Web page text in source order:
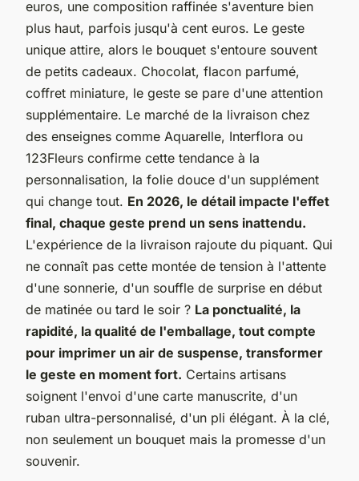
euros, une composition raffinée s'aventure bien
plus haut, parfois jusqu'à cent euros. Le geste
unique attire, alors le bouquet s'entoure souvent
de petits cadeaux. Chocolat, flacon parfumé,
coffret miniature, le geste se pare d'une attention
supplémentaire. Le marché de la livraison chez
des enseignes comme Aquarelle, Interflora ou
123Fleurs confirme cette tendance à la
personnalisation, la folie douce d'un supplément
qui change tout. En 2026, le détail impacte l'effet
final, chaque geste prend un sens inattendu.
L'expérience de la livraison rajoute du piquant. Qui
ne connaît pas cette montée de tension à l'attente
d'une sonnerie, d'un souffle de surprise en début
de matinée ou tard le soir ? La ponctualité, la
rapidité, la qualité de l'emballage, tout compte
pour imprimer un air de suspense, transformer
le geste en moment fort. Certains artisans
soignent l'envoi d'une carte manuscrite, d'un
ruban ultra-personnalisé, d'un pli élégant. À la clé,
non seulement un bouquet mais la promesse d'un
souvenir.